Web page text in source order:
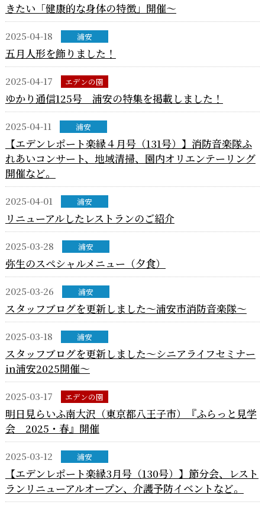
きたい「健康的な身体の特徴」開催～
2025-04-18 浦安
五月人形を飾りました！
2025-04-17 エデンの園
ゆかり通信125号 浦安の特集を掲載しました！
2025-04-11 浦安
【エデンレポート楽縁４月号（131号）】消防音楽隊ふ
れあいコンサート、地域清掃、園内オリエンテーリング
開催など。
2025-04-01 浦安
リニューアルしたレストランのご紹介
2025-03-28 浦安
弥生のスペシャルメニュー（夕食）
2025-03-26 浦安
スタッフブログを更新しました～浦安市消防音楽隊～
2025-03-18 浦安
スタッフブログを更新しました～シニアライフセミナー
in浦安2025開催～
2025-03-17 エデンの園
明日見らいふ南大沢（東京都八王子市）『ふらっと見学
会 2025・春』開催
2025-03-12 浦安
【エデンレポート楽縁3月号（130号）】節分会、レスト
ランリニューアルオープン、介護予防イベントなど。